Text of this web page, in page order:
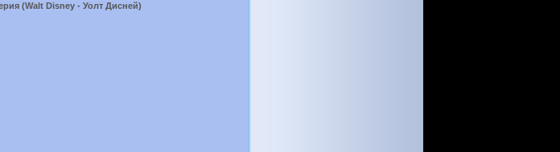
(Walt Disney - Уолт Дисней)